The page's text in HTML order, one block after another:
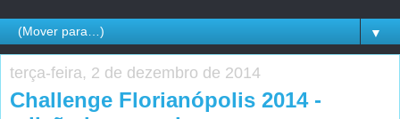
▼
terça-feira, 2 de dezembro de 2014
Challenge Florianópolis 2014 -